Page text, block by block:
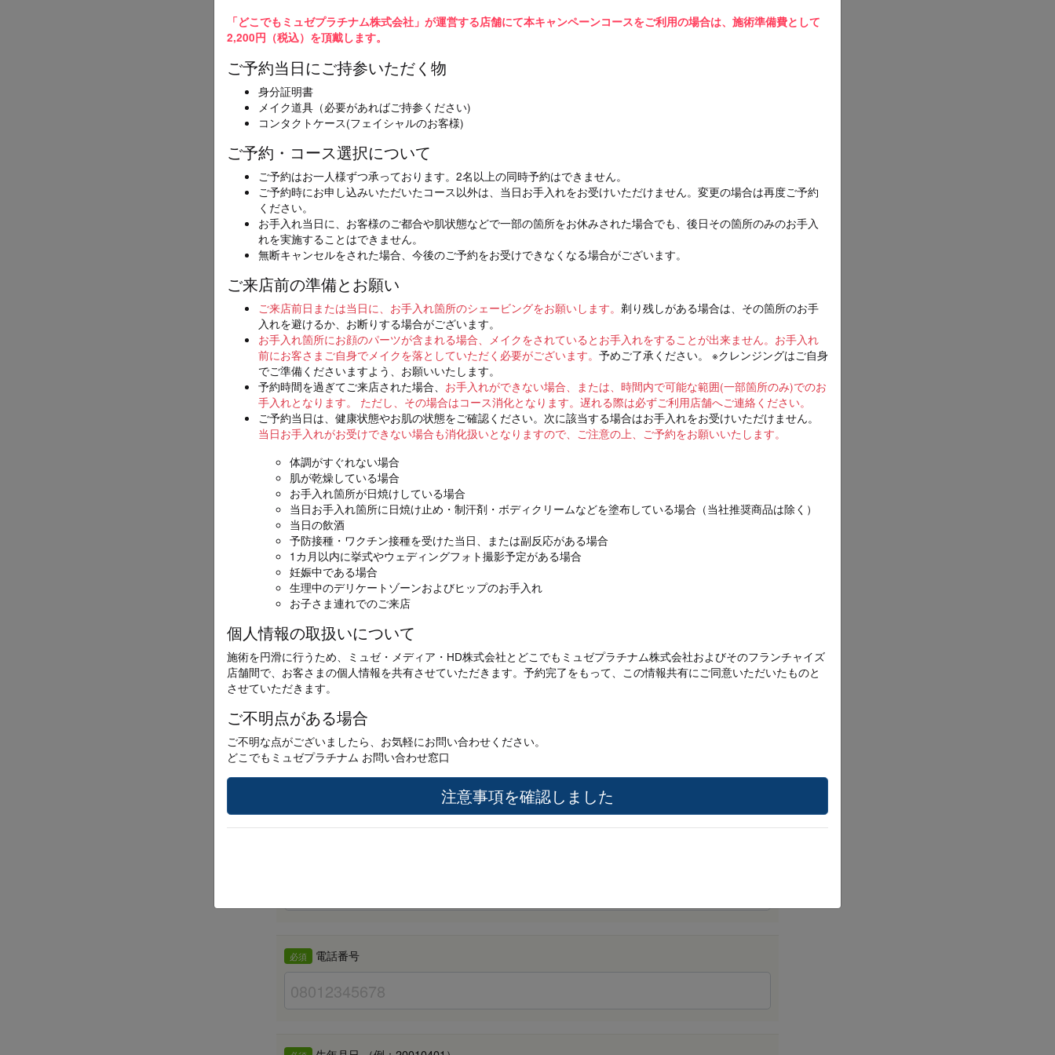
「どこでもミュゼプラチナム株式会社」が運営する店舗にて本キャンペーンコースをご利用の場合は、施術準備費として
2,200円（税込）を頂戴します。
ご予約当日にご持参いただく物
身分証明書
メイク道具（必要があればご持参ください)
コンタクトケース(フェイシャルのお客様)
ご予約・コース選択について
ご予約はお一人様ずつ承っております。2名以上の同時予約はできません。
ご予約時にお申し込みいただいたコース以外は、当日お手入れをお受けいただけません。変更の場合は再度ご予約
ください。
お手入れ当日に、お客様のご都合や肌状態などで一部の箇所をお休みされた場合でも、後日その箇所のみのお手入
れを実施することはできません。
無断キャンセルをされた場合、今後のご予約をお受けできなくなる場合がございます。
ご来店前の準備とお願い
ご来店前日または当日に、お手入れ箇所のシェービングをお願いします。 剃り残しがある場合は、その箇所のお手
入れを避けるか、お断りする場合がございます。
お手入れ箇所にお顔のパーツが含まれる場合、メイクをされているとお手入れをすることが出来ません。お手入れ
前にお客さまご自身でメイクを落としていただく必要がございます。 予めご了承ください。 ※クレンジングはご自身
でご準備くださいますよう、お願いいたします。
予約時間を過ぎてご来店された場合、 お手入れができない場合、または、時間内で可能な範囲(一部箇所のみ)でのお
手入れとなります。 ただし、その場合はコース消化となります。 遅れる際は必ずご利用店舗へご連絡ください。
ご予約当日は、健康状態やお肌の状態をご確認ください。次に該当する場合はお手入れをお受けいただけません。
当日お手入れがお受けできない場合も消化扱いとなりますので、ご注意の上、ご予約をお願いいたします。
体調がすぐれない場合
肌が乾燥している場合
お手入れ箇所が日焼けしている場合
当日お手入れ箇所に日焼け止め・制汗剤・ボディクリームなどを塗布している場合（当社推奨商品は除く）
当日の飲酒
予防接種・ワクチン接種を受けた当日、または副反応がある場合
1カ月以内に挙式やウェディングフォト撮影予定がある場合
妊娠中である場合
生理中のデリケートゾーンおよびヒップのお手入れ
お子さま連れでのご来店
個人情報の取扱いについて
施術を円滑に行うため、ミュゼ・メディア・HD株式会社とどこでもミュゼプラチナム株式会社およびそのフランチャイズ
店舗間で、お客さまの個人情報を共有させていただきます。予約完了をもって、この情報共有にご同意いただいたものと
させていただきます。
ご不明点がある場合
ご不明な点がございましたら、お気軽にお問い合わせください。
どこでもミュゼプラチナム お問い合わせ窓口
注意事項を確認しました
【@dokodemo-musee.com】の受信許可設定をお願いいたします。届かない場合は迷惑メールフォルダを確認してくださ
い。
必須 メニュー
[100円CP]全身スキンケア美容脱毛コース(顔･襟足付き)
必須 エリア
必須 店舗
必須 ご希望日時第一希望
第二希望（入力は任意）
第三希望（入力は任意）
必須 お名前
必須 ふりがな
必須 電話番号